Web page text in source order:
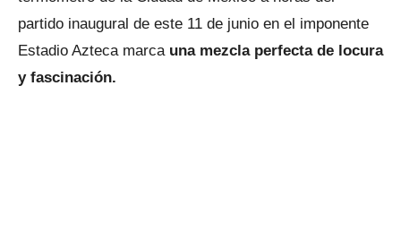
partido inaugural de este 11 de junio en el imponente
Estadio Azteca marca una mezcla perfecta de locura
y fascinación.